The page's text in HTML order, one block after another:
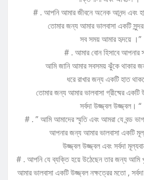
# . আপনি আমার জীবনে অনেক আনন্দ এবং
তোমার জন্য আমার ভালবাসা একটি
সব সময় আমার হৃদয়ে ।”
# . আমার বোন হিসাবে আপনার
আমি জানি আমার সবসময় ঝুঁকে থাকার
ধরে রাখার জন্য একটি হাত
তোমার জন্য আমার ভালবাসা গ্রীষ্মের একটি
সর্বদা উজ্জ্বল উজ্জ্বল। “
# . ” আমি আমাদের স্মৃতি এবং আমরা যে বন্ড
আপনার জন্য আমার ভালবাসা একটি
উজ্জ্বল উজ্জ্বল এবং সর্বদা
# . আপনি যে ব্যক্তি হয়ে উঠেছেন তার জন্য আমি
আমার ভালবাসা একটি উজ্জ্বল নক্ষত্রের মতো ,